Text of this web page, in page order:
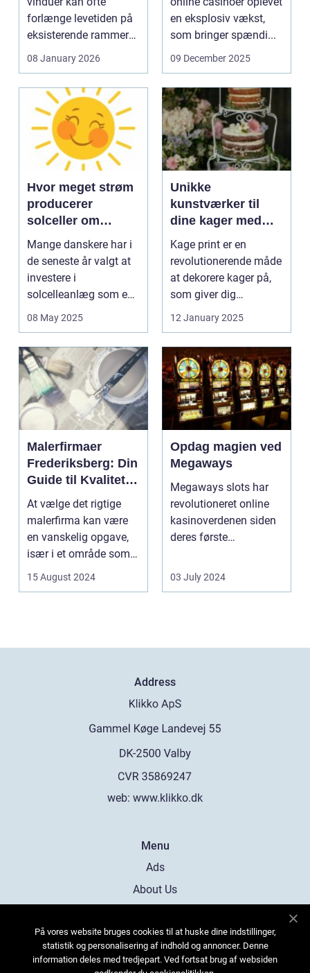
forlænge levetiden på
eksisterende rammer
og glas med ...
08 January 2026
en eksplosiv vækst,
som bringer spændi...
09 December 2025
Hvor meget strøm
producerer
solceller om
vinteren?
Mange danskere har i
de seneste år valgt at
investere i
solcelleanlæg som en
bæred...
08 May 2025
Unikke
kunstværker til
dine kager med
kage print
Kage print er en
revolutionerende måde
at dekorere kager på,
som giver dig
mulighed for ...
12 January 2025
Malerfirmaer
Frederiksberg: Din
Guide til Kvalitet
og Service
At vælge det rigtige
malerfirma kan være
en vanskelig opgave,
især i et område som
Frederiksberg, hv...
15 August 2024
Opdag magien ved
Megaways
Megaways slots har
revolutioneret online
kasinoverdenen siden
deres første
spillea...
03 July 2024
Address
web: www.klikko.dk
Menu
Ads
About Us
Contact
Sitemap
På vores website bruges cookies til at huske dine indstillinger,
statistik og personalisering af indhold og annoncer. Denne
information deles med tredjepart. Ved fortsat brug af websiden